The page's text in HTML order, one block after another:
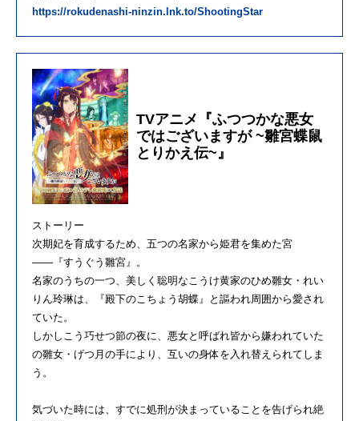
https://rokudenashi-ninzin.lnk.to/ShootingStar
TVアニメ『ふつつかな悪女
ではございますが ~雛宮蝶鼠
とりかえ伝~』
ストーリー
次期妃を育成するため、五つの名家から姫君を集めた宮
――『すうぐう雛宮』。
名家のうちの一つ、美しく聡明なこうけ黄家のひめ雛女・れい
りん玲琳は、『殿下のこちょう胡蝶』と謳われ周囲から愛され
ていた。
しかしこう巧せつ節の夜に、悪女と呼ばれ皆から嫌われていた
の雛女・げつ月の手により、互いの身体を入れ替えられてしま
う。
気づいた時には、すでに処刑が決まっていることを告げられ絶